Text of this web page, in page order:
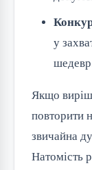
у
Якщо
повторити
звичайна
Натомість